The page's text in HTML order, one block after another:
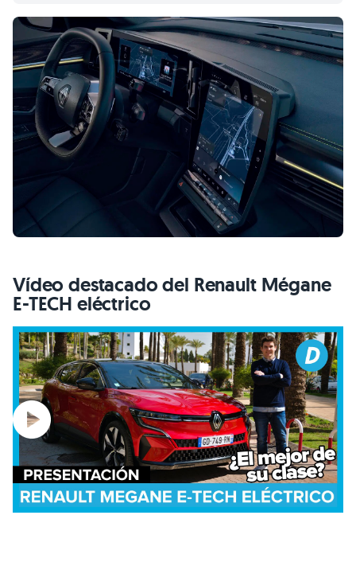
Vídeo destacado del Renault Mégane
E-TECH eléctrico